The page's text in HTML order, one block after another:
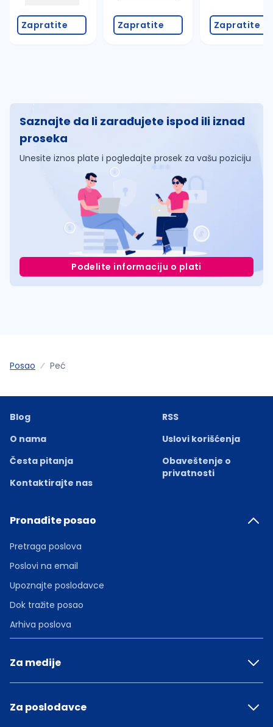
Zapratite Zapratite Zapratite
Saznajte da li zarađujete ispod ili iznad
proseka
Unesite iznos plate i pogledajte prosek za vašu poziciju
Podelite informaciju o plati
Posao Peć
Blog
O nama
Česta pitanja
Kontaktirajte nas
RSS
Uslovi korišćenja
Obaveštenje o
privatnosti
Pronađite posao
Pretraga poslova
Poslovi na email
Upoznajte poslodavce
Dok tražite posao
Arhiva poslova
Za medije
Za poslodavce